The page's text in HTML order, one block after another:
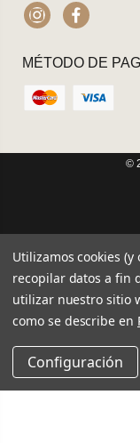
InstagramFacebook
MÉTODO DE
©
Utilizamos cookies
recopilar datos a fin
utilizar nuestro sitio
como se describe en
Configuración